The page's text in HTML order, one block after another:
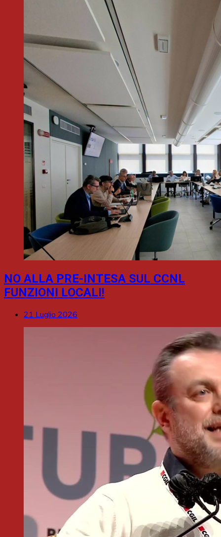
NO ALLA PRE-INTESA SUL CCNL
FUNZIONI LOCALI!
21 Luglio 2026